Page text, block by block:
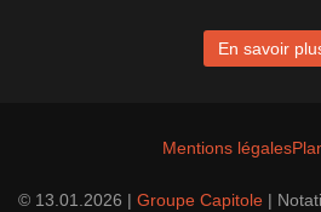
En savoir
Mentions légales
© 13.01.2026 | Groupe Capitole|